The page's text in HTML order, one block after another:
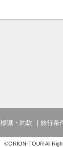
標識・約款 旅行条
©ORION-TOUR All